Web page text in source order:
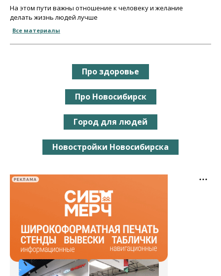
На этом пути важны отношение к человеку и желание
делать жизнь людей лучше
Все материалы
Про здоровье
Про Новосибирск
Город для людей
Новостройки Новосибирска
РЕКЛАМА